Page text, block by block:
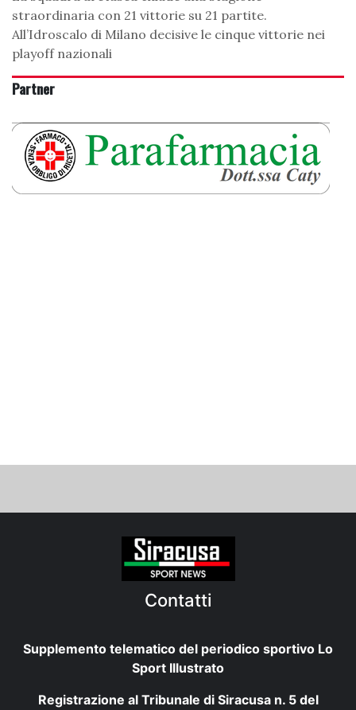
straordinaria con 21 vittorie su 21 partite.
All’Idroscalo di Milano decisive le cinque vittorie nei
playoff nazionali
Partner
Contatti
Supplemento telematico del periodico sportivo Lo
Sport Illustrato
Registrazione al Tribunale di Siracusa n. 5 del